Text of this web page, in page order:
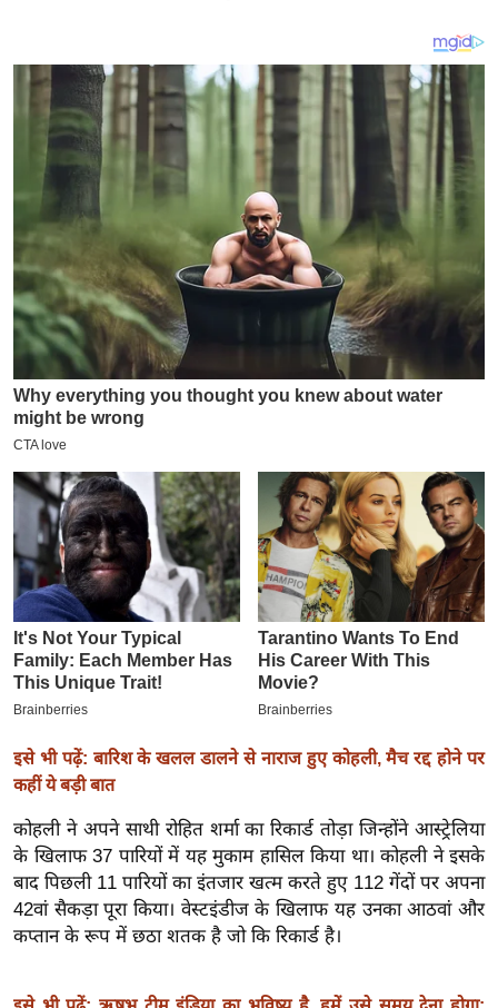
ट
क्रि
के
ट
I
P
L
2
0
2
6
क्रा
इ
ई
-
पे
प
र
मि
ल
बे
मि
सा
ल
श
इसे भी पढ़ें: बारिश के खलल डालने से नाराज हुए कोहली, मैच रद्द होने पर
कहीं ये बड़ी बात
कोहली ने अपने साथी रोहित शर्मा का रिकार्ड तोड़ा जिन्होंने आस्ट्रेलिया
के खिलाफ 37 पारियों में यह मुकाम हासिल किया था। कोहली ने इसके
बाद पिछली 11 पारियों का इंतजार खत्म करते हुए 112 गेंदों पर अपना
42वां सैकड़ा पूरा किया। वेस्टइंडीज के खिलाफ यह उनका आठवां और
कप्तान के रूप में छठा शतक है जो कि रिकार्ड है।